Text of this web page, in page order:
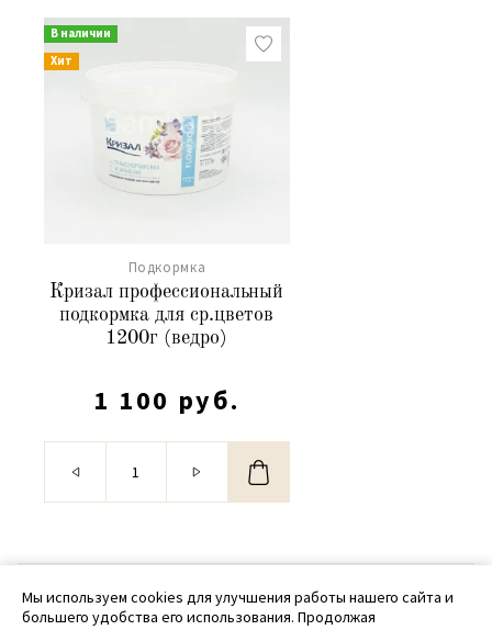
В наличии
Хит
Подкормка
Кризал профессиональный
подкормка для ср.цветов
1200г (ведро)
1 100 руб.
© 2020 - 2026 SamPack
Мы используем cookies для улучшения работы нашего сайта и
большего удобства его использования. Продолжая